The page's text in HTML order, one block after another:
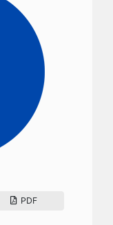
PDF